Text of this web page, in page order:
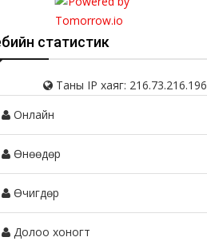
статистик
Таны IP хаяг: 216.73.216.196
Онлайн
Өнөөдөр
Өчигдөр
Долоо хоногт